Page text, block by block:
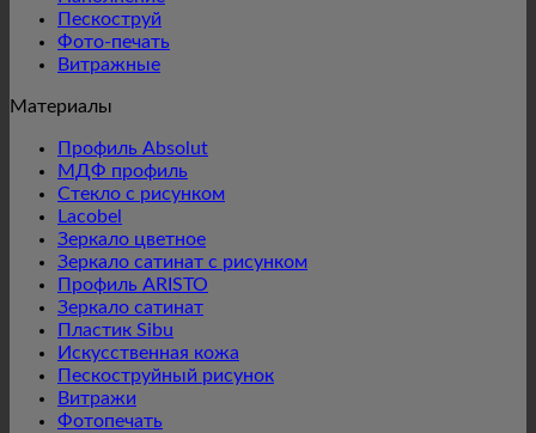
Пескоструй
Фото-печать
Витражные
Материалы
Профиль Absolut
МДФ профиль
Стекло с рисунком
Lacobel
Зеркало цветное
Зеркало сатинат с рисунком
Профиль ARISTO
Зеркало сатинат
Пластик Sibu
Искусственная кожа
Пескоструйный рисунок
Витражи
Фотопечать